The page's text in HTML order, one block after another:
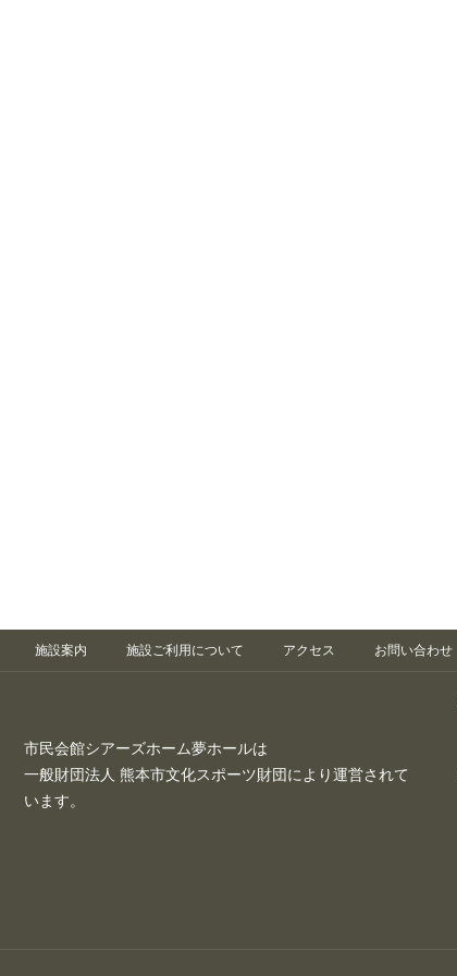
施設案内 施設ご利用について アクセス お問い合わせ
市民会館シアーズホーム夢ホールは
一般財団法人 熊本市文化スポーツ財団により運営されて
います。